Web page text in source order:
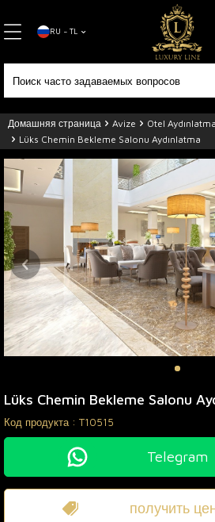
RU − TL
Домашняя страница Avize
Otel
Lüks Chemin Bekleme Salonu Aydınlatma
Lüks Chemin Bekleme Salonu
Код продукта : T10515
Telegram
получить